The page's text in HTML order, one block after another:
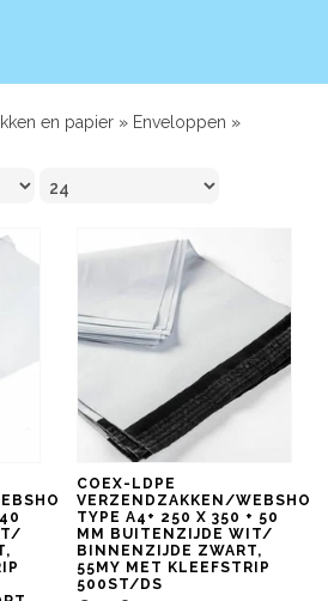
en papier » Enveloppen »
COEX-LDPE
VERZENDZAKKEN/
TYPE A4+ 250 X 350 + 50
MM BUITENZIJDE WIT/
BINNENZIJDE ZWART,
55MY MET KLEEFSTRIP
500ST/DS